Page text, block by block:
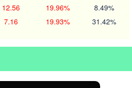
12.56 19.96% 8.49%
7.16 19.93% 31.42%